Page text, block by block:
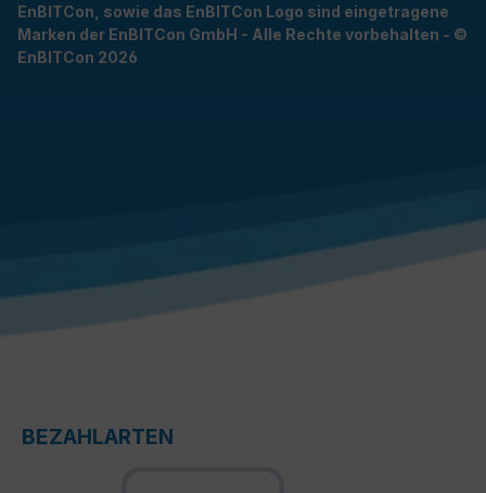
EnBITCon, sowie das EnBITCon Logo sind eingetragene
Marken der EnBITCon GmbH - Alle Rechte vorbehalten - ©
EnBITCon 2026
BEZAHLARTEN